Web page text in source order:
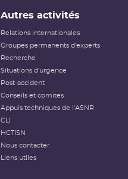
Autres activités
Relations internationales
Groupes permanents d'experts
Recherche
Situations d'urgence
Post-accident
Conseils et comités
Appuis techniques de l'ASNR
CLI
HCTISN
Nous contacter
Liens utiles